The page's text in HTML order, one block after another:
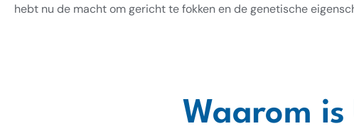
hebt nu de macht om gericht te fokken en de genetische
Waarom